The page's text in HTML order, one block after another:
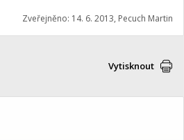
Zveřejněno: 14. 6. 2013, Pecuch Martin
Vytisknout